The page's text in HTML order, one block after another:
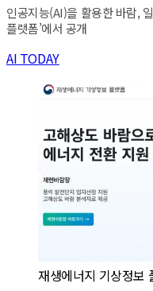
인공지능(AI)을 활용한 바람,
플랫폼’에서 공개
AI TODAY
재생에너지 기상정